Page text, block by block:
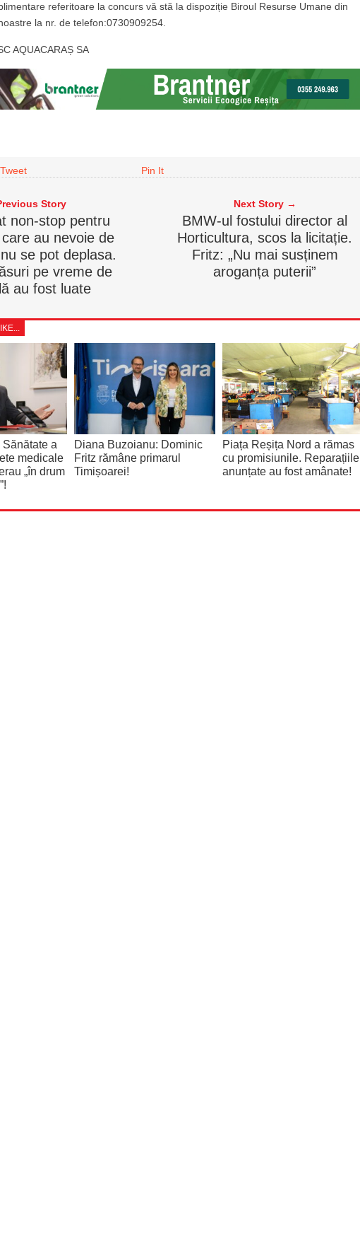
referitoare la concurs vă stă la dispoziție Biroul Resurse Umane din
la nr. de telefon:0730909254.
AQUACARAȘ SA
Tweet Pin It
Story
non-stop pentru
au nevoie de
se pot deplasa.
pe vreme de
au fost luate
Next Story →
BMW-ul fostului director al
Horticultura, scos la licitație.
Fritz: „Nu mai susținem
aroganța puterii”
a
medicale
„în drum
Diana Buzoianu: Dominic
Fritz rămâne primarul
Timișoarei!
Piața Reșița Nord a rămas
cu promisiunile. Reparațiile
anunțate au fost amânate!